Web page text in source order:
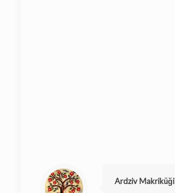
Ardziv Makriküği